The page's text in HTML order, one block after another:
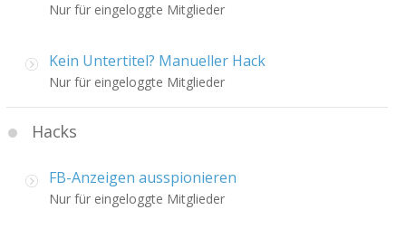
Nur für eingeloggte Mitglieder
Kein Untertitel? Manueller Hack
Nur für eingeloggte Mitglieder
Hacks
FB-Anzeigen ausspionieren
Nur für eingeloggte Mitglieder